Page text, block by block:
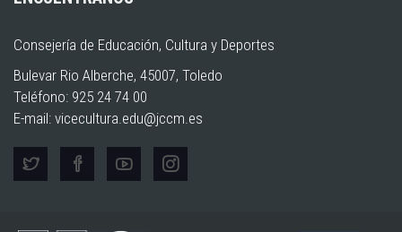
Consejería de Educación, Cultura y Deportes
Bulevar Rio Alberche, 45007, Toledo
Teléfono: 925 24 74 00
E-mail: vicecultura.edu@jccm.es